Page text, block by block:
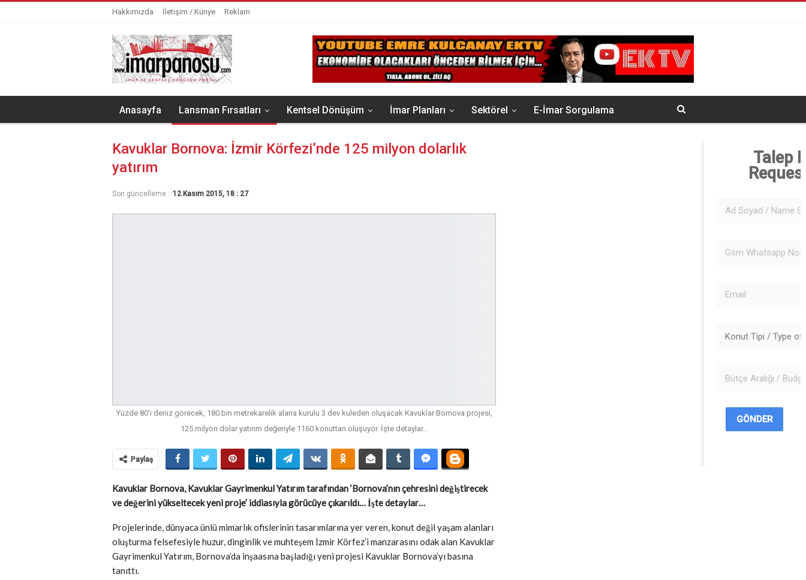
Hakkımızda İletişim / Künye Reklam
Anasayfa Lansman Fırsatları Kentsel Dönüşüm İmar Planları Sektörel E-İmar Sorgulama
Talep
GÖNDER
Kavuklar Bornova: İzmir Körfezi’nde 125 milyon dolarlık
yatırım
Son güncelleme : 12 Kasım 2015, 18 : 27
Yüzde 80’i deniz görecek, 180 bin metrekarelik alana kurulu 3 dev kuleden oluşacak Kavuklar Bornova projesi,
125 milyon dolar yatırım değeriyle 1160 konuttan oluşuyor. İşte detaylar...
Paylaş
Kavuklar Bornova, Kavuklar Gayrimenkul Yatırım tarafından ‘Bornova’nın çehresini değiştirecek
ve değerini yükseltecek yeni proje’ iddiasıyla görücüye çıkarıldı… İşte detaylar…
Projelerinde, dünyaca ünlü mimarlık ofislerinin tasarımlarına yer veren, konut değil yaşam alanları
oluşturma felsefesiyle huzur, dinginlik ve muhteşem İzmir Körfez’i manzarasını odak alan Kavuklar
Gayrimenkul Yatırım, Bornova’da inşaasına başladığı yeni projesi Kavuklar Bornova’yı basına
tanıttı.